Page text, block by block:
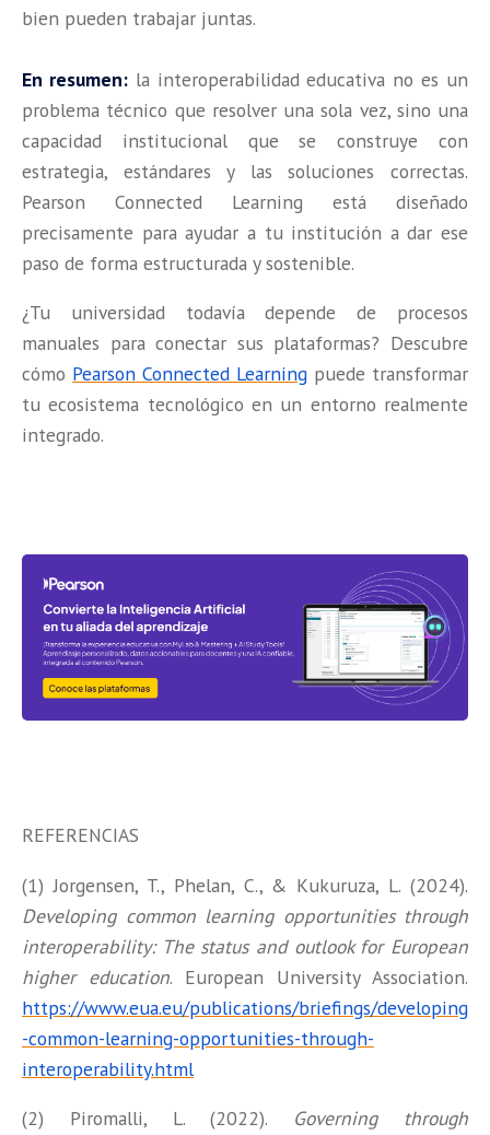
bien pueden trabajar juntas.
En resumen:la interoperabilidad educativa no es un
problema técnico que resolver una sola vez, sino una
capacidad institucional que se construye con
estrategia, estándares y las soluciones correctas.
Pearson Connected Learning está diseñado
precisamente para ayudar a tu institución a dar ese
paso de forma estructurada y sostenible.
¿Tu universidad todavía depende de procesos
manuales para conectar sus plataformas? Descubre
cómo Pearson Connected Learning puede transformar
tu ecosistema tecnológico en un entorno realmente
integrado.
REFERENCIAS
(1) Jorgensen, T., Phelan, C., & Kukuruza, L. (2024).
Developing common learning opportunities through
interoperability: The status and outlook for European
higher education. European University Association.
https://www.eua.eu/publications/briefings/developing
-common-learning-opportunities-through-
interoperability.html
(2) Piromalli, L. (2022). Governing through